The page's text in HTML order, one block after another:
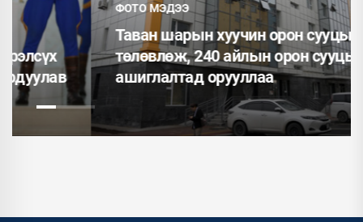
ФОТО МЭДЭЭ
Таван шарын хуучин орон сууцыг дахин
төлөвлөж, 240 айлын орон сууцыг
ашиглалтад орууллаа